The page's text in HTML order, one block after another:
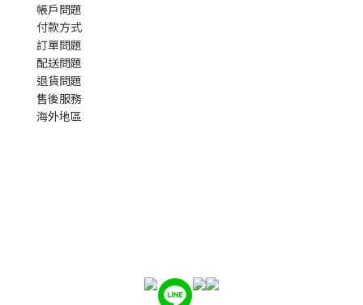
帳戶問題
付款方式
訂單問題
配送問題
退貨問題
售後服務
海外地區